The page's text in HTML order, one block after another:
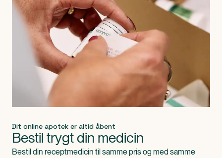
Dit online apotek er altid åbent
Bestil trygt din medicin
Bestil din receptmedicin til samme pris og med samme